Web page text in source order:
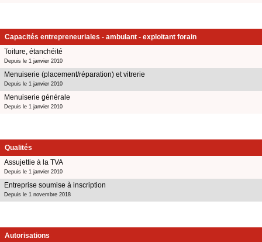
Capacités entrepreneuriales - ambulant - exploitant forain
Toiture, étanchéité
Depuis le 1 janvier 2010
Menuiserie (placement/réparation) et vitrerie
Depuis le 1 janvier 2010
Menuiserie générale
Depuis le 1 janvier 2010
Qualités
Assujettie à la TVA
Depuis le 1 janvier 2010
Entreprise soumise à inscription
Depuis le 1 novembre 2018
Autorisations